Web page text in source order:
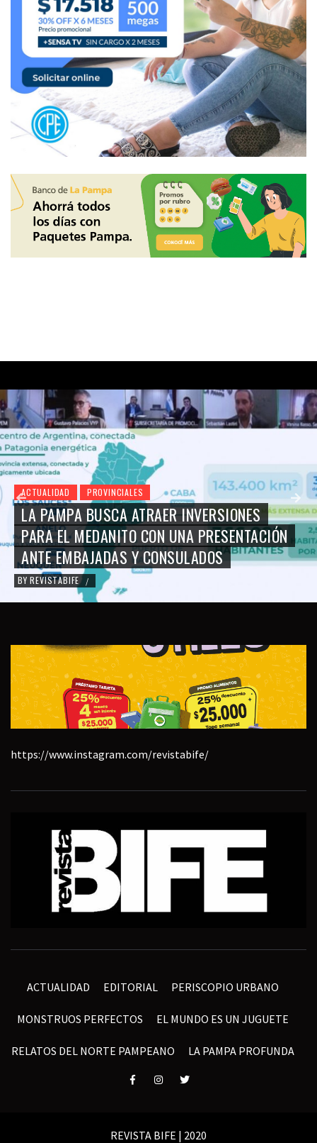
ACTUALIDAD PROVINCIALES
LA PAMPA BUSCA ATRAER INVERSIONES
PARA EL MEDANITO CON UNA PRESENTACIÓN
ANTE EMBAJADAS Y CONSULADOS
BY REVISTABIFE /
https://www.instagram.com/revistabife/
ACTUALIDAD EDITORIAL PERISCOPIO URBANO
MONSTRUOS PERFECTOS EL MUNDO ES UN JUGUETE
RELATOS DEL NORTE PAMPEANO LA PAMPA PROFUNDA
ElementoElementoElemento
REVISTA BIFE | 2020